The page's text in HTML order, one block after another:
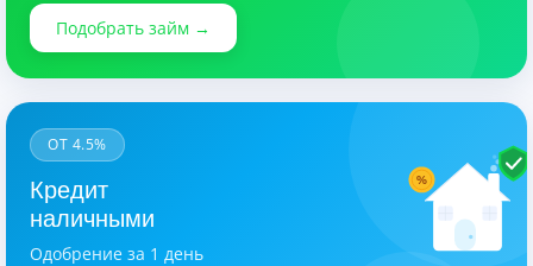
Подобрать займ →
%
ОТ 4.5%
Кредит
наличными
Одобрение за 1 день